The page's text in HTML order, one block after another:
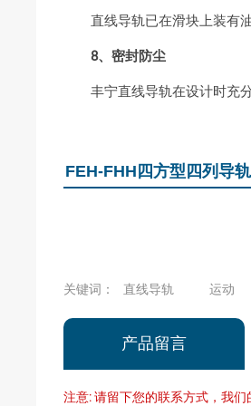
直线导轨已在滑块上装有油
8、密封防尘
丰宁直线导轨在设计时充分
FEH-FHH四方型四列导轨
关键词： 直线导轨 运动
产品留言
注意: 请留下您的联系方式，我